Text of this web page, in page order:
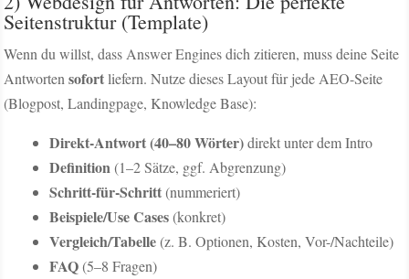
Seitenstruktur (Template)
Wenn du willst, dass Answer Engines dich zitieren, muss deine Seite
Antwortensofortliefern. Nutze dieses Layout für jede AEO-Seite
(Blogpost, Landingpage, Knowledge Base):
Direkt-Antwort (40–80 Wörter)direkt unter dem Intro
Definition(1–2 Sätze, ggf. Abgrenzung)
Schritt-für-Schritt(nummeriert)
Beispiele/Use Cases(konkret)
Vergleich/Tabelle(z. B. Optionen, Kosten, Vor-/Nachteile)
FAQ(5–8 Fragen)